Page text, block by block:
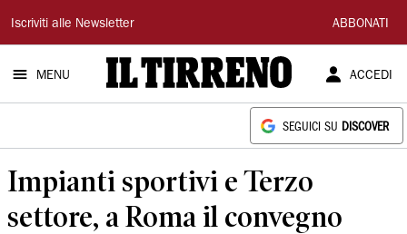
Il
Tirreno
Iscriviti alle Newsletter ABBONATI
MENU ACCEDI
SEGUICI SU DISCOVER
Impianti sportivi e Terzo
settore, a Roma il convegno